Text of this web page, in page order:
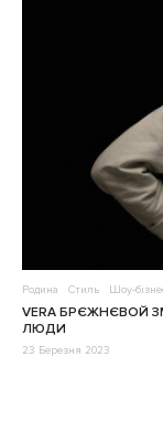
Родина Стиль Шоу-
VERA БРЄЖНЄВОЙ
ЛЮДИ
23 Березня 2023